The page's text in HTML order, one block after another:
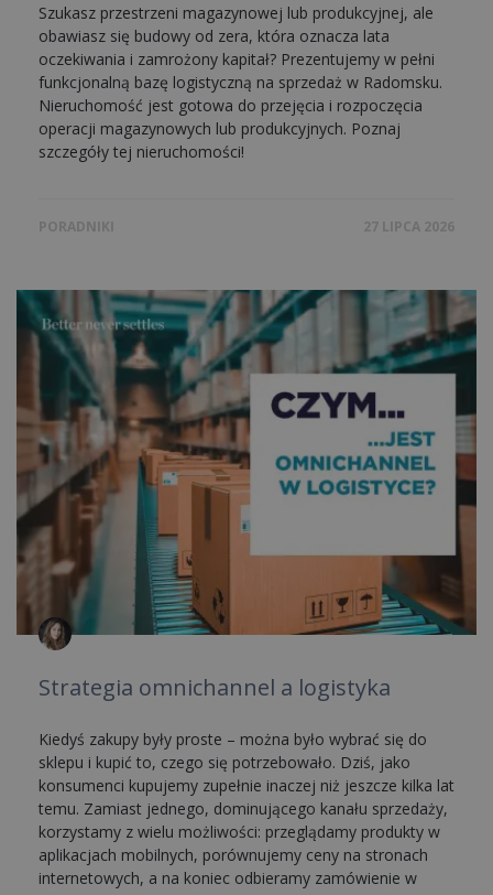
Szukasz przestrzeni magazynowej lub produkcyjnej, ale
obawiasz się budowy od zera, która oznacza lata
oczekiwania i zamrożony kapitał? Prezentujemy w pełni
funkcjonalną bazę logistyczną na sprzedaż w Radomsku.
Nieruchomość jest gotowa do przejęcia i rozpoczęcia
operacji magazynowych lub produkcyjnych. Poznaj
szczegóły tej nieruchomości!
PORADNIKI 27 LIPCA 2026
Strategia omnichannel a logistyka
Kiedyś zakupy były proste – można było wybrać się do
sklepu i kupić to, czego się potrzebowało. Dziś, jako
konsumenci kupujemy zupełnie inaczej niż jeszcze kilka lat
temu. Zamiast jednego, dominującego kanału sprzedaży,
korzystamy z wielu możliwości: przeglądamy produkty w
aplikacjach mobilnych, porównujemy ceny na stronach
internetowych, a na koniec odbieramy zamówienie w